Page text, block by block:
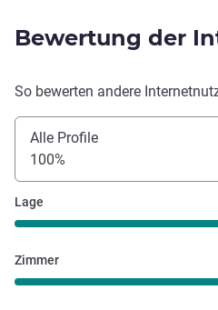
Bewertung der
So bewerten andere
Alle Profile
100%
Lage
Zimmer